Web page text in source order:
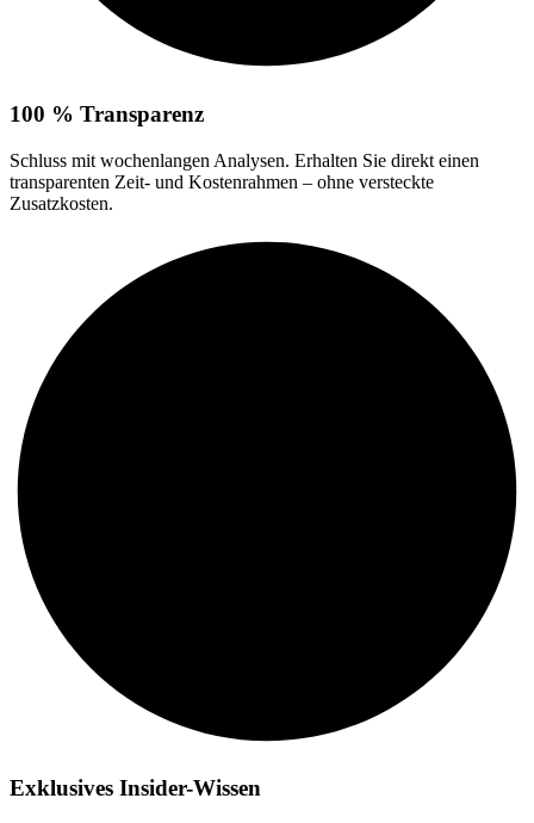
100 % Transparenz
Schluss mit wochenlangen Analysen. Erhalten Sie direkt einen
transparenten Zeit- und Kostenrahmen – ohne versteckte
Zusatzkosten.
Exklusives Insider-Wissen